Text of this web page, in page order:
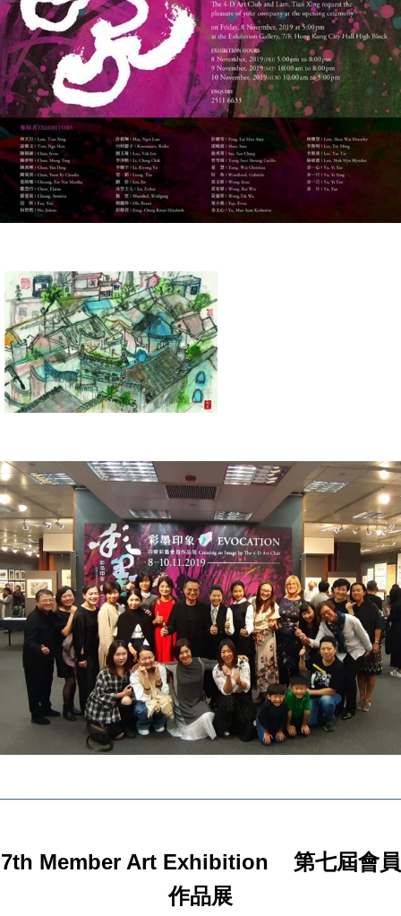
7th Member Art Exhibition 第七屆會員
作品展